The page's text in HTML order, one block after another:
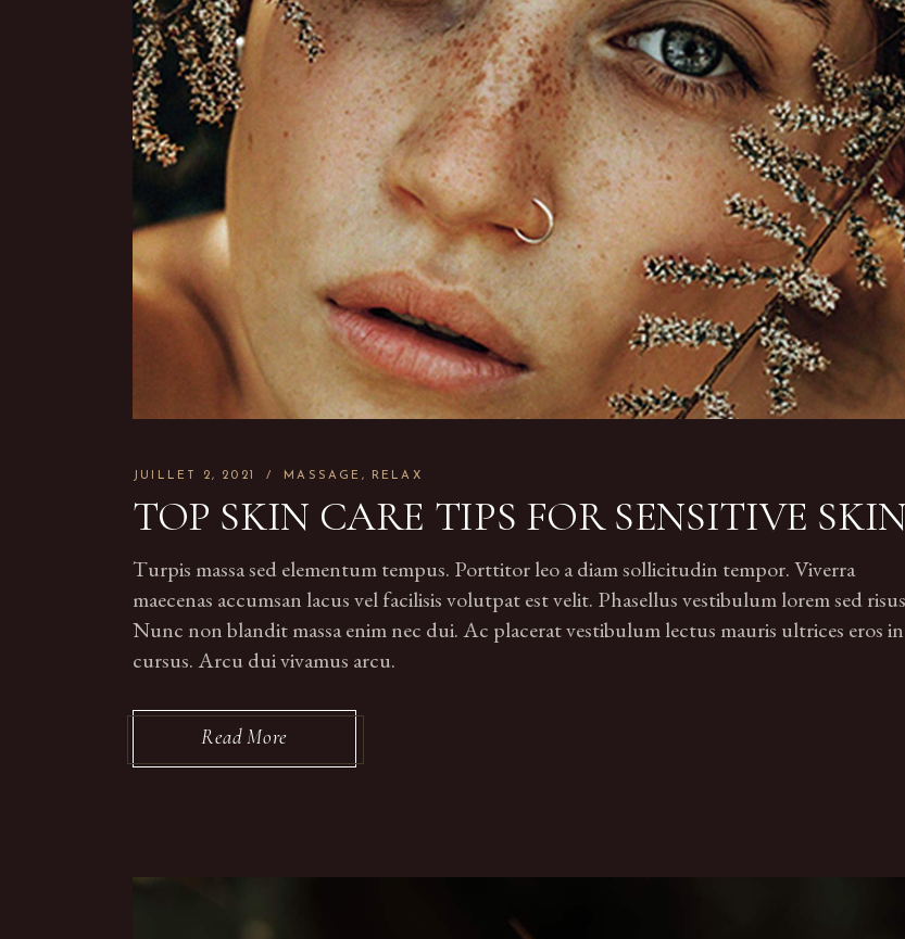
JUILLET 2, 2021 MASSAGE RELAX
TOP SKIN CARE TIPS FOR SENSITIVE SKIN
Turpis massa sed elementum tempus. Porttitor leo a diam sollicitudin tempor. Viverra
maecenas accumsan lacus vel facilisis volutpat est velit. Phasellus vestibulum lorem sed
Nunc non blandit massa enim nec dui. Ac placerat vestibulum lectus mauris ultrices eros in
cursus. Arcu dui vivamus arcu.
Read More